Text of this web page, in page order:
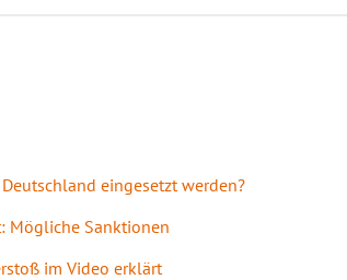
eingesetzt werden?
Mögliche Sanktionen
im Video erklärt